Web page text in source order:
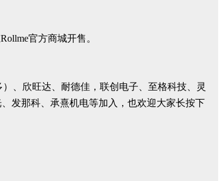
官方商城开售。
、欣旺达、耐德佳，联创电子、至格科技、灵
发那科、承熹机电等加入，也欢迎大家长按下